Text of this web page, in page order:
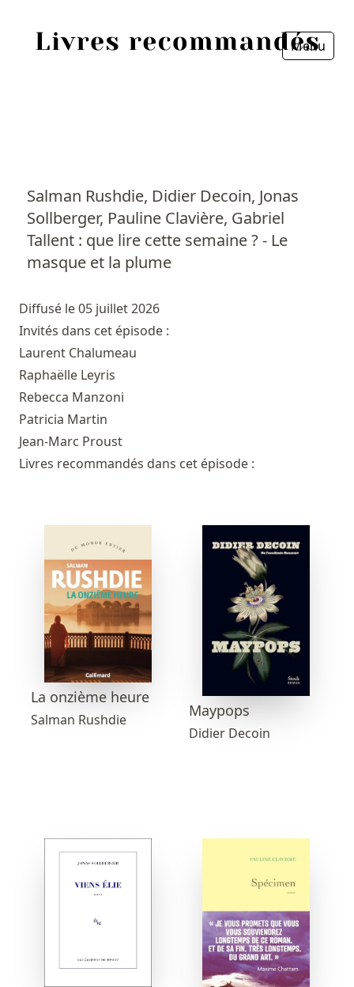
Menu
Salman Rushdie, Didier Decoin, Jonas
Sollberger, Pauline Clavière, Gabriel
Tallent : que lire cette semaine ? - Le
masque et la plume
Diffusé le 05 juillet 2026
Invités dans cet épisode :
Laurent Chalumeau
Raphaëlle Leyris
Rebecca Manzoni
Patricia Martin
Jean-Marc Proust
Livres recommandés dans cet épisode :
La onzième heure
Salman Rushdie Maypops
Didier Decoin
Personnes
Livres
Livres les plus recommandés
Prix littéraires
Fermer